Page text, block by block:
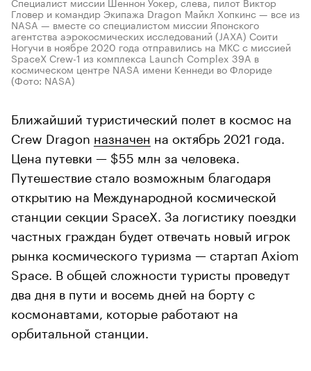
Гловер и командир Экипажа Dragon Майкл Хопкинс — все из
NASA — вместе со специалистом миссии Японского
агентства аэрокосмических исследований (JAXA) Соити
Ногучи в ноябре 2020 года отправились на МКС с миссией
SpaceX Crew-1 из комплекса Launch Complex 39A в
космическом центре NASA имени Кеннеди во Флориде
(Фото: NASA)
Ближайший туристический полет в космос на
Crew Dragon назначен на октябрь 2021 года.
Цена путевки — $55 млн за человека.
Путешествие стало возможным благодаря
открытию на Международной космической
станции секции SpaceX. За логистику поездки
частных граждан будет отвечать новый игрок
рынка космического туризма — стартап Axiom
Space. В общей сложности туристы проведут
два дня в пути и восемь дней на борту с
космонавтами, которые работают на
орбитальной станции.